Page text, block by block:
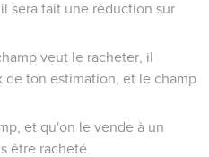
sera fait une réduction sur
veut le racheter, il
de ton estimation, et le champ
et qu'on le vende à un
être racheté.